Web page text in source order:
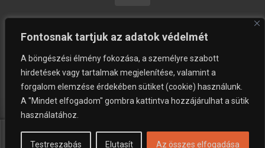
Fontosnak tartjuk az adatok védelmét
A böngészési élmény fokozása, a személyre szabott
hirdetések vagy tartalmak megjelenítése, valamint a
forgalom elemzése érdekében sütiket (cookie) használunk.
A "Mindet elfogadom" gombra kattintva hozzájárulhat a sütik
használatához.
Testreszabás Elutasít Az összes elfogadása
A pezsgők története, készítése és jellegzetességei
Vásárolni jó © Minden jog fenntartva.